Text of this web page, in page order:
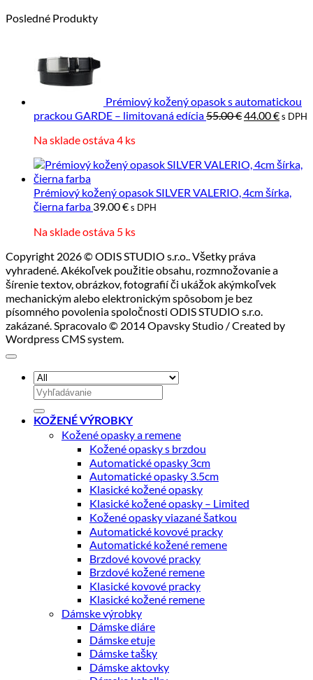
spracovanie
Posledné Produkty
Prémiový kožený opasok s automatickou
prackou GARDE – limitovaná edícia55.00€Pôvodná
44.00€s DPH
Na sklade ostáva 4 ks
Prémiový kožený opasok SILVER VALERIO, 4cm šírka,
čierna farba 39.00€s DPH
Na sklade ostáva 5 ks
Copyright 2026 © ODIS STUDIO s.r.o.. Všetky práva
vyhradené. Akékoľvek použitie obsahu, rozmnožovanie a
šírenie textov, obrázkov, fotografií či ukážok akýmkoľvek
mechanickým alebo elektronickým spôsobom je bez
písomného povolenia spoločnosti ODIS STUDIO s.r.o.
zakázané. Spracovalo © 2014 Opavsky Studio / Created by
Wordpress CMS system.
Hľadať:
KOŽENÉ VÝROBKY
Kožené opasky a remene
Kožené opasky s brzdou
Automatické opasky 3cm
Automatické opasky 3.5cm
Klasické kožené opasky
Klasické kožené opasky – Limited
Kožené opasky viazané šatkou
Automatické kovové pracky
Automatické kožené remene
Brzdové kovové pracky
Brzdové kožené remene
Klasické kovové pracky
Klasické kožené remene
Dámske výrobky
Dámske diáre
Dámske etuje
Dámske tašky
Dámske aktovky